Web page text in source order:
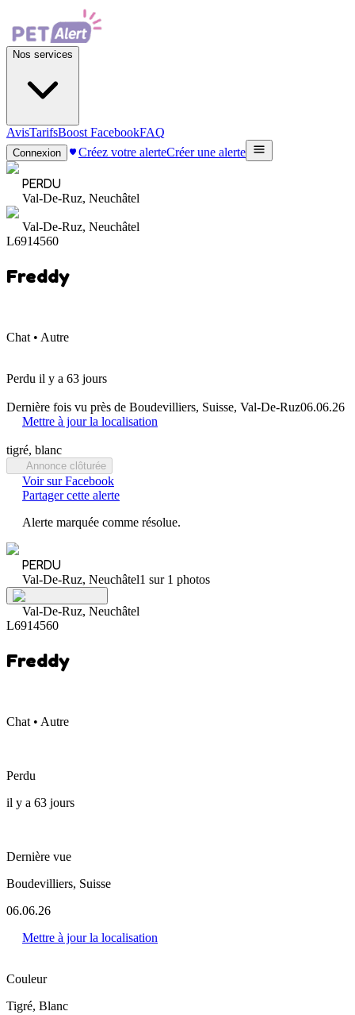
Nos services
AvisTarifsBoost FacebookFAQ
Connexion Créez votre alerteCréer une alerte
PERDU
Val-De-Ruz, Neuchâtel
Val-De-Ruz, Neuchâtel
L6914560
Freddy
Chat • Autre
Perdu il y a 63 jours
Dernière fois vu près de Boudevilliers, Suisse, Val-De-Ruz06.06.26
Mettre à jour la localisation
tigré, blanc
Annonce clôturée
Voir sur Facebook
Partager cette alerte
Alerte marquée comme résolue.
PERDU
Val-De-Ruz, Neuchâtel1 sur 1 photos
Val-De-Ruz, Neuchâtel
L6914560
Freddy
Chat • Autre
Perdu
il y a 63 jours
Dernière vue
Boudevilliers, Suisse
06.06.26
Mettre à jour la localisation
Couleur
Tigré, Blanc